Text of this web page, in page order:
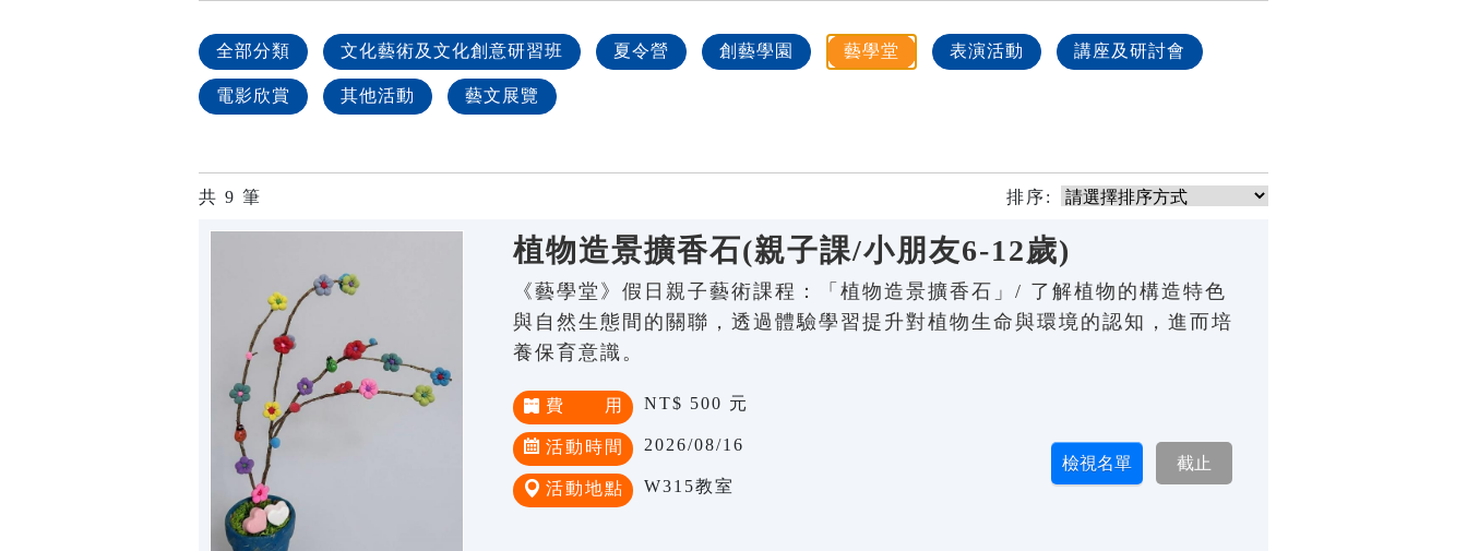
全部分類 文化藝術及文化創意研習班 夏令營 創藝學園 藝學堂 表演活動 講座及研討會
電影欣賞 其他活動 藝文展覽
共 9 筆 排序:
植物造景擴香石(親子課/小朋友6-12歲)
《藝學堂》假日親子藝術課程：「植物造景擴香石」/ 了解植物的構造特色
與自然生態間的關聯，透過體驗學習提升對植物生命與環境的認知，進而培
養保育意識。
費 用 NT$ 500 元
活動時間 2026/08/16
活動地點 W315教室